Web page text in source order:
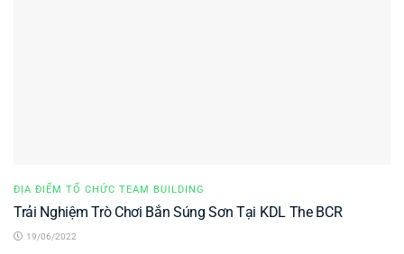
ĐỊA ĐIỂM TỔ CHỨC TEAM BUILDING
Trải Nghiệm Trò Chơi Bắn Súng Sơn Tại KDL The BCR
19/06/2022